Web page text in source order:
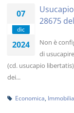
07
dic
2024
28675
Non è
di
(cd. usucapio
dei...
Economica